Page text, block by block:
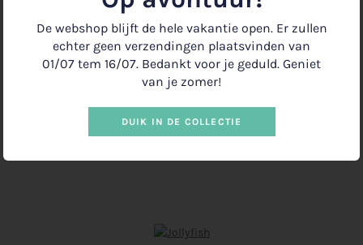
− +
UITVERKOCHT
De webshop blijft de hele vakantie open. Er zullen
echter geen verzendingen plaatsvinden van
01/07 tem 16/07. Bedankt voor je geduld. Geniet
van je zomer!
DUIK IN DE COLLECTIE